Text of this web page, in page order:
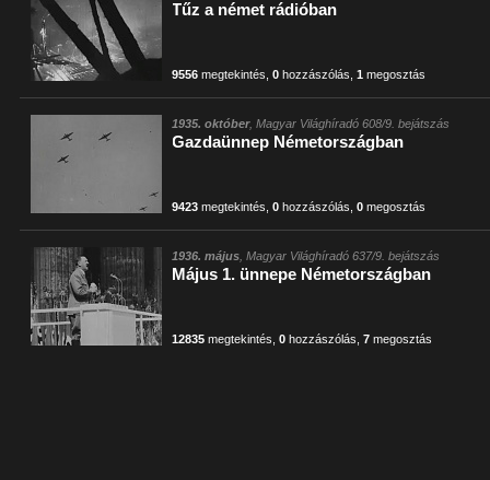
Tűz a német rádióban
9556 megtekintés ,0 hozzászólás ,1 megosztás
1935. október, Magyar Világhíradó 608/9. bejátszás
Gazdaünnep Németországban
9423 megtekintés ,0 hozzászólás ,0 megosztás
1936. május , Magyar Világhíradó 637/9. bejátszás
Május 1. ünnepe Németországban
12835 megtekintés ,0 hozzászólás ,7 megosztás